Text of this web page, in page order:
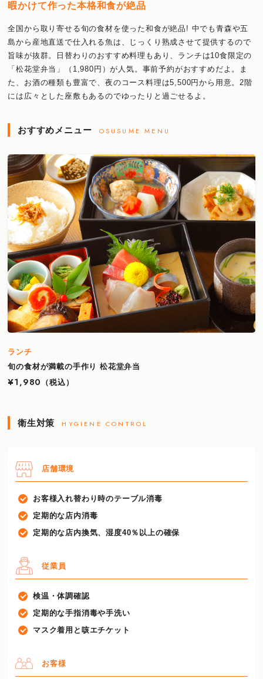
暇かけて作った本格和食が絶品
全国から取り寄せる旬の食材を使った和食が絶品! 中でも青森や五
島から産地直送で仕入れる魚は、じっくり熟成させて提供するので
旨味が抜群。日替わりのおすすめ料理もあり、ランチは10食限定の
「松花堂弁当」（1,980円）が人気。事前予約がおすすめだよ。ま
た、お酒の種類も豊富で、夜のコース料理は5,500円から用意。2階
には広々とした座敷もあるのでゆったりと過ごせるよ。
おすすめメニュー OSUSUME MENU
ランチ
旬の食材が満載の手作り 松花堂弁当
¥1,980
（税込）
衛生対策 HYGIENE CONTROL
店舗環境
お客様入れ替わり時のテーブル消毒
定期的な店内消毒
定期的な店内換気、湿度40％以上の確保
従業員
検温・体調確認
定期的な手指消毒や手洗い
マスク着用と咳エチケット
お客様